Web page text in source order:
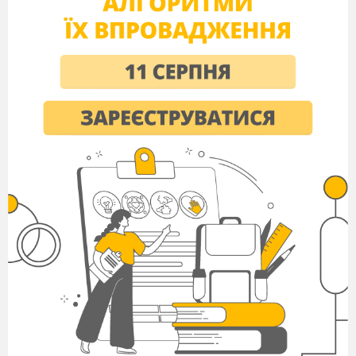
ПІЗНАВАЛЬНОЇ ДІЯЛЬНОСТІ
УЧНІВ
зрозуміли з попереднього уроку, зараз важко
уявити життя без електричної енергії. Завдяки
їй працюють численні побутові прилади,
елктродвигуни, які використовуються в
промисловості, сільському господарстві,
будівництві та екологічно чисті
транспортні
засоби (тролейбуси, трамваї, електромобілі,
електровози). Саме тому електричну енергію
вважають універсальною. Вона має здатність
передаватися на значні відстані, проте її не
можна накопичувати й зберігати у великих
Епіграфом до
сьогоднішнього уроку є така думка:
« Так, вся сучасна
цивілізація на електриці будується.
Вичерпається енергія, згниють